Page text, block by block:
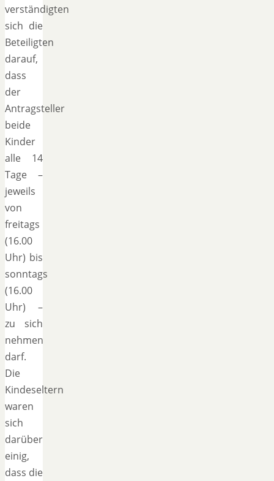
verständigten
sich die
Beteiligten
darauf,
dass
der
Antragsteller
beide
Kinder
alle 14
Tage –
jeweils
von
freitags
(16.00
Uhr) bis
sonntags
(16.00
Uhr) –
zu sich
nehmen
darf.
Die
Kindeseltern
waren
sich
darüber
einig,
dass die